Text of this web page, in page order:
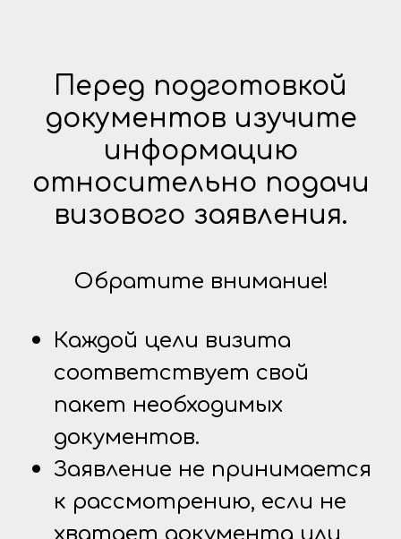
Перед подготовкой
документов изучите
информацию
относительно подачи
визового заявления.
Обратите внимание!
Каждой цели визита
соответствует свой
пакет необходимых
документов.
Заявление не принимается
к рассмотрению, если не
хватает документа или